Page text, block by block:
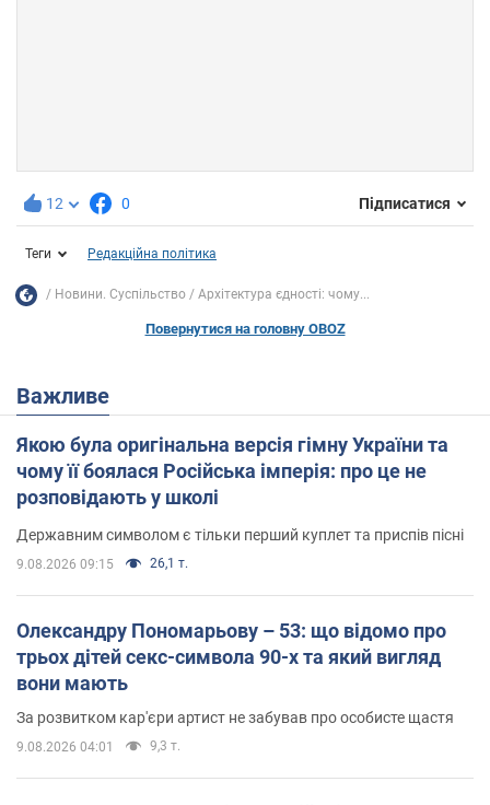
12 0 Підписатися
Теги Редакційна політика
Новини. Суспільство Архітектура єдності: чому...
Повернутися на головну OBOZ
Важливе
Якою була оригінальна версія гімну України та
чому її боялася Російська імперія: про це не
розповідають у школі
Державним символом є тільки перший куплет та приспів пісні
9.08.2026 09:15 26,1 т.
Олександру Пономарьову – 53: що відомо про
трьох дітей секс-символа 90-х та який вигляд
вони мають
За розвитком кар'єри артист не забував про особисте щастя
9.08.2026 04:01 9,3 т.